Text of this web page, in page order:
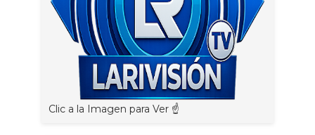
Clic a la Imagen para Ver ☝️